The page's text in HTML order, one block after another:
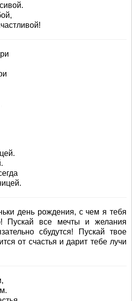
день рождения, с чем я тебя
Пускай все мечты и желания
сбудутся! Пускай твое
от счастья и дарит тебе лучи